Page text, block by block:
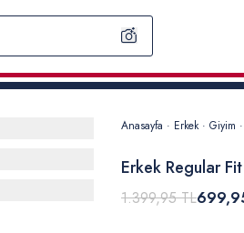
Anasayfa · Erkek · Giyim ·
Erkek Regular
1.399,95 TL